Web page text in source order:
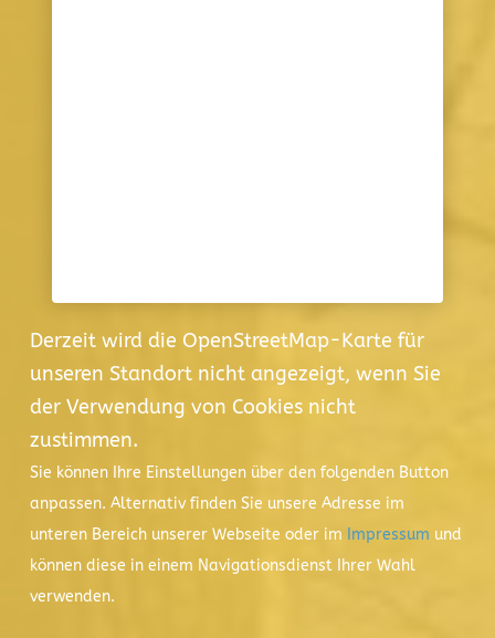
Derzeit wird die OpenStreetMap-Karte für
unseren Standort nicht angezeigt, wenn Sie
der Verwendung von Cookies nicht
zustimmen.
Sie können Ihre Einstellungen über den folgenden Button
anpassen. Alternativ finden Sie unsere Adresse im
unteren Bereich unserer Webseite oder im Impressum und
können diese in einem Navigationsdienst Ihrer Wahl
verwenden.